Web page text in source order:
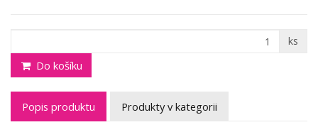
ks
Do košíku
Popis produktu Produkty v kategorii